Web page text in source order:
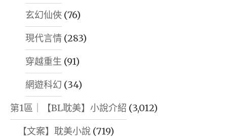
玄幻仙俠 (76)
現代言情 (283)
穿越重生 (91)
網遊科幻 (34)
第1區｜【BL耽美】小說介紹 (3,012)
【文案】耽美小說 (719)